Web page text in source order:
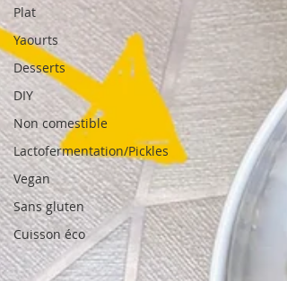
Plat
Yaourts
Desserts
DIY
Non comestible
Lactofermentation/Pickles
Vegan
Sans gluten
Cuisson éco